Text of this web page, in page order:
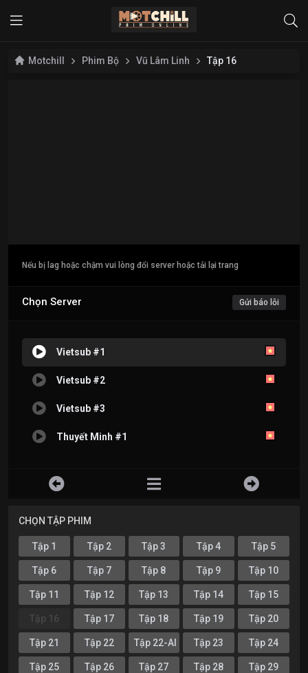
Motchill Phim Bộ Vũ Lâm Linh Tập 16
Nếu bị lag hoặc chậm vui lòng đổi server hoặc tải lại trang
Chọn Server Gửi báo lỗi
Vietsub #1
Vietsub #2
Vietsub #3
Thuyết Minh #1
CHỌN TẬP PHIM
Tập 1 Tập 2 Tập 3 Tập 4 Tập 5
Tập 6 Tập 7 Tập 8 Tập 9 Tập 10
Tập 11 Tập 12 Tập 13 Tập 14 Tập 15
Tập 16 Tập 17 Tập 18 Tập 19 Tập 20
Tập 21 Tập 22 Tập 22-AI Tập 23 Tập 24
Tập 25 Tập 26 Tập 27 Tập 28 Tập 29